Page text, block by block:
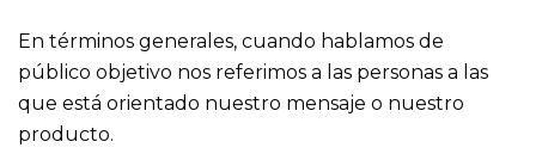
En términos generales, cuando hablamos de
público objetivo nos referimos a las personas a las
que está orientado nuestro mensaje o nuestro
producto.